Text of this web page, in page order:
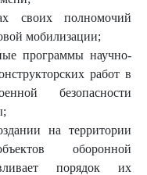
своих полномочий
мобилизации;
программы научно-
работ в
безопасности
на территории
оборонной
порядок их